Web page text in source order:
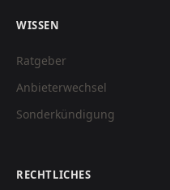
WISSEN
Ratgeber
Anbieterwechsel
Sonderkündigung
RECHTLICHES